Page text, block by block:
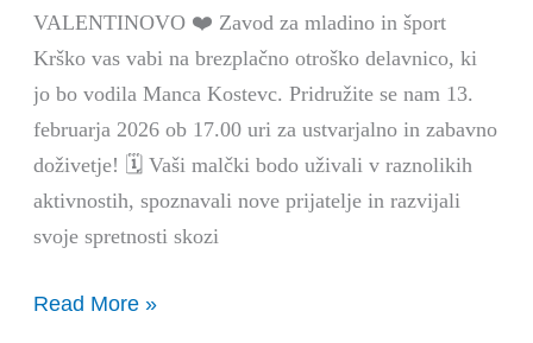
VALENTINOVO ❤️ Zavod za mladino in šport
Krško vas vabi na brezplačno otroško delavnico, ki
jo bo vodila Manca Kostevc. Pridružite se nam 13.
februarja 2026 ob 17.00 uri za ustvarjalno in zabavno
doživetje! 🗓️ Vaši malčki bodo uživali v raznolikih
aktivnostih, spoznavali nove prijatelje in razvijali
svoje spretnosti skozi
Read More »